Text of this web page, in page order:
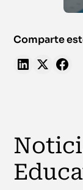
Comparte